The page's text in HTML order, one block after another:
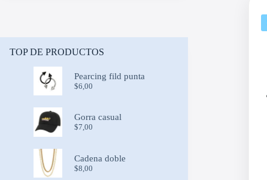
TOP DE PRODUCTOS
Pearcing fild punta
$6,00
Gorra casual
$7,00
Cadena doble
$8,00